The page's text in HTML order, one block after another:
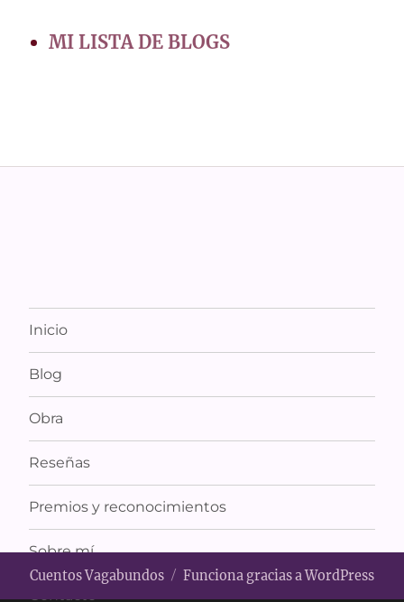
MI LISTA DE BLOGS
Inicio
Blog
Obra
Reseñas
Premios y reconocimientos
Sobre mí
Contacto
Cuentos Vagabundos Funciona gracias a WordPress